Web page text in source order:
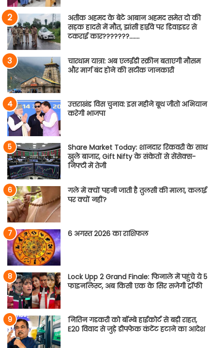
अतीक अहमद के बेटे आबान अहमद समेत दो की
सड़क हादसे में मौत, झांसी हाईवे पर डिवाइडर से
टकराई कार???????…….
चारधाम यात्रा: अब एलईडी स्क्रीन बताएगी मौसम
और मार्ग बंद होने की सटीक जानकारी
उत्तराखंड विस चुनाव: इस महीने बूथ जीतो अभियान
करेगी भाजपा
Share Market Today: शानदार रिकवरी के साथ
खुले बाजार, Gift Nifty के संकेतों से सेंसेक्स-
निफ्टी में तेजी
गले में क्यों पहनी जाती है तुलसी की माला, कलाई
पर क्यों नहीं?
6 अगस्त 2026 का राशिफल
Lock Upp 2 Grand Finale: फिनाले में पहुंचे ये 5
फाइनलिस्ट, अब किसी एक के सिर सजेगी ट्रॉफी
नितिन गडकरी को बॉम्बे हाईकोर्ट से बड़ी राहत,
E20 विवाद से जुड़े डीपफेक कंटेंट हटाने का आदेश